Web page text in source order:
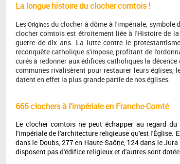
La longue histoire du clocher comtois !
LesOrigines du clocher à dôme à l'impériale, symbole
clocher comtois est étroitement liée à l'Histoire de
guerre de dix ans. La lutte contre le
reconquête catholique s'impose, profitant de
curés à redonner aux édifices catholiques la
communes rivalisèrent pour restaurer leurs églises,
datent en effet la plus grande partie de nos églises.
665 clochers à l'impériale en Franche-Comté
Le clocher comtois ne peut échapper au regard
l'impériale de l'architecture religieuse qu'est l'Église.
dans le Doubs, 277 en Haute-Saône, 124 dans le
disposent pas d'édifice religieux et d'autres sont